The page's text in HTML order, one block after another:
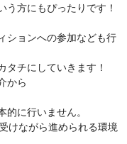
う方にもぴったりです！
ションへの参加なども行
タチにしていきます！
から
に行いません。
けながら進められる環境